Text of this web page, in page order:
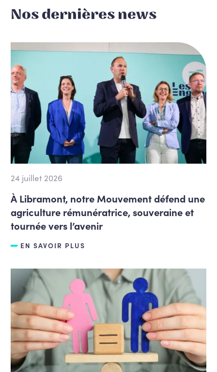
Nos dernières news
24 juillet 2026
À Libramont, notre Mouvement défend une
agriculture rémunératrice, souveraine et
tournée vers l’avenir
EN SAVOIR PLUS